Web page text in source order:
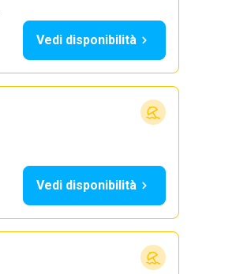
Vedi disponibilità
Vedi disponibilità